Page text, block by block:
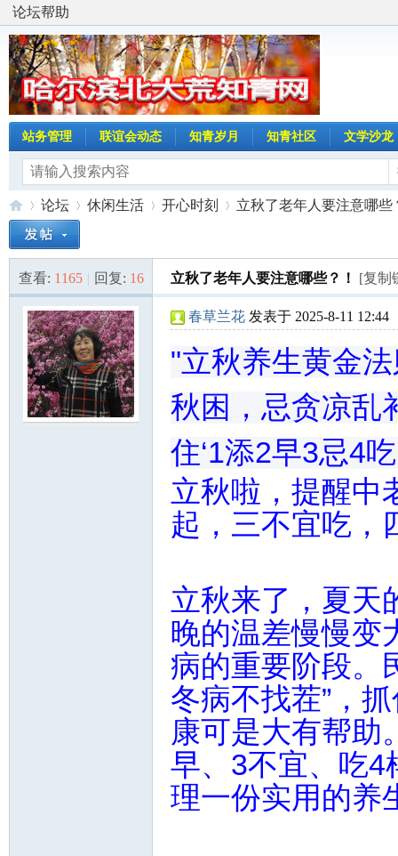
论坛帮助
站务管理 联谊会动态 知青岁月 知青社区 文学沙龙
哈»
论坛
›
休闲生活 开心时刻
›
立秋了老年人要注意哪些
查看: 1165 | 回复: 16 立秋了老年人要注意哪些？！ [复制
春草兰花 发表于 2025-8-11 12:44
"立秋养生黄金
秋困，忌贪凉乱
住‘1添2早3忌4
立秋啦，提醒中
起，三不宜吃，
立秋来了，夏天
晚的温差慢慢变
病的重要阶段。
冬病不找茬”，
康可是大有帮助
早、3不宜、吃4
理一份实用的养